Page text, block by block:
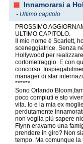
Innamorarsi a
- Ultimo capitolo
PROSSIMO
ULTIMO CAPITOLO.
Il mio nome è Scarlett,
sceneggiatrice. Senza
Hollywood per
cortometraggio. E con
concorso.
manager di star
******
Sono Orlando
poco compiuti e sto
vita. Io e la mia ex
perdutamente
non voglia più sapere
Flynn eravamo una
prendere in giro? Non
tempo. Ma comunque la